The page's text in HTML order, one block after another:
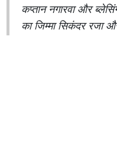
कप्तान नगारवा और
का जिम्मा सिकंदर रजा